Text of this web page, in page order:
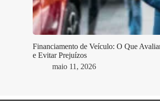
Financiamento de Veículo: O Que
e Evitar Prejuízos
maio 11, 2026